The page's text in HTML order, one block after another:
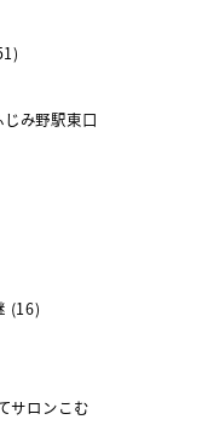
み野駅東口
(16)
サロンこむ